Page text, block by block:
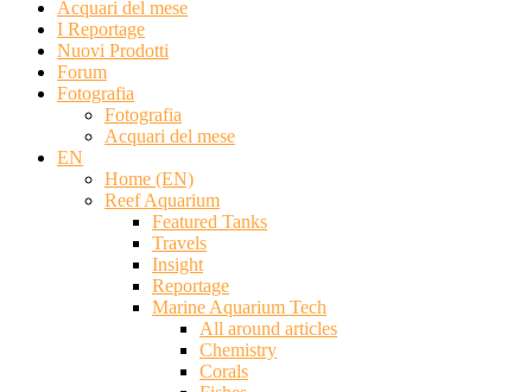
Acquari del mese
I Reportage
Nuovi Prodotti
Forum
Fotografia
Fotografia
Acquari del mese
EN
Home (EN)
Reef Aquarium
Featured Tanks
Travels
Insight
Reportage
Marine Aquarium Tech
All around articles
Chemistry
Corals